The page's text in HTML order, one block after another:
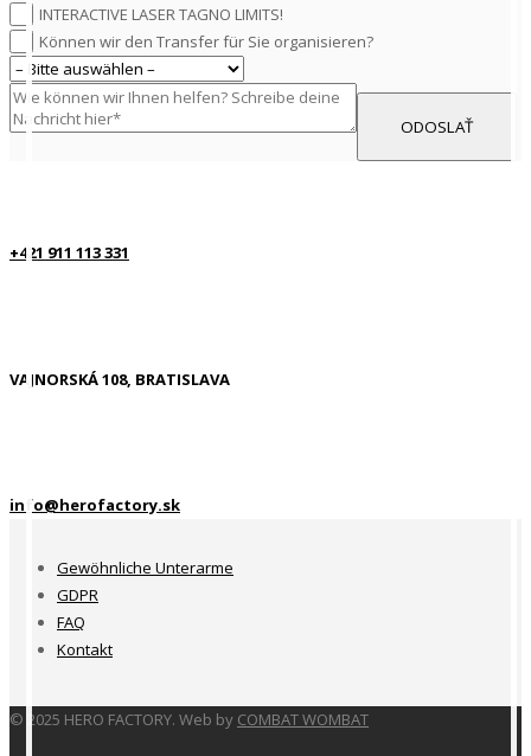
INTERACTIVE LASER TAGNO LIMITS!
Können wir den Transfer für Sie organisieren?
+421 911 113 331
VAJNORSKÁ 108, BRATISLAVA
info@herofactory.sk
Gewöhnliche Unterarme
GDPR
FAQ
Kontakt
© 2025 HERO FACTORY. Web by COMBAT WOMBAT